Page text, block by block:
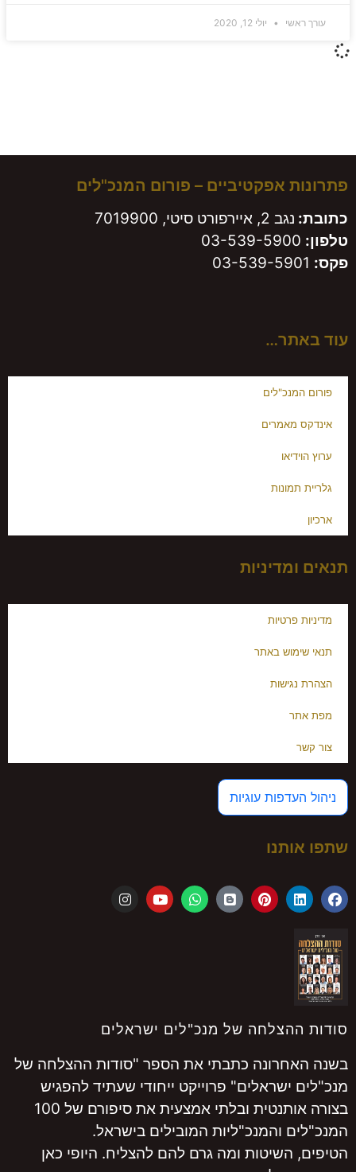
עורך ראשי יולי 12, 2020
פתרונות אפקטיביים – פורום המנכ"לים
כתובת: נגב 2, איירפורט סיטי, 7019900
טלפון: 03-539-5900
פקס:
עוד באתר…
פורום המנכ"לים
אינדקס מאמרים
ערוץ הוידיאו
גלריית תמונות
ארכיון
תנאים ומדיניות
מדיניות פרטיות
תנאי שימוש באתר
הצהרת נגישות
מפת אתר
צור קשר
ניהול העדפות עוגיות
שתפו אותנו
סודות ההצלחה של מנכ"לים ישראלים
בשנה האחרונה כתבתי את הספר "סודות ההצלחה של
מנכ"לים ישראלים" פרוייקט ייחודי שעתיד להפגיש
בצורה אותנטית ובלתי אמצעית את סיפורם של 100
המנכ"לים והמנכ"ליות המובילים בישראל.
הטיפים, השיטות ומה גרם להם להצליח. היופי כאן